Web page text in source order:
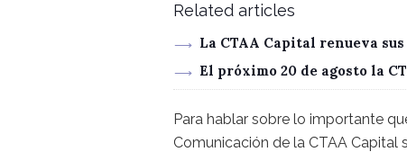
Related articles
La CTAA Capital renueva
El próximo 20 de agosto la
Para hablar sobre lo importante
Comunicación de la CTAA Capital